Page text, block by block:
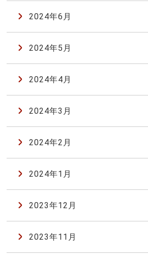
2024年6月
2024年5月
2024年4月
2024年3月
2024年2月
2024年1月
2023年12月
2023年11月